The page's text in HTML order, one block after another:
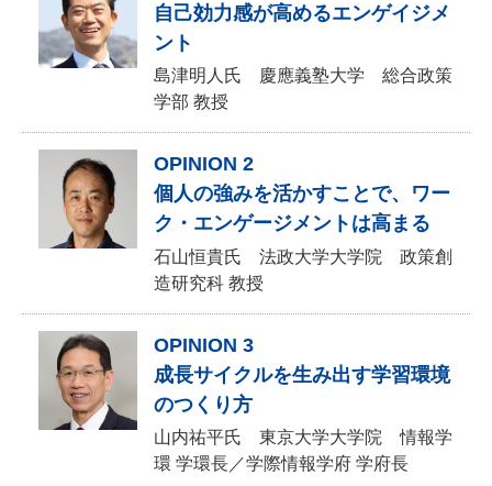
自己効力感が高めるエンゲイジメ
ント
島津明人氏 慶應義塾大学 総合政策
学部 教授
OPINION 2
個人の強みを活かすことで、ワー
ク・エンゲージメントは高まる
石山恒貴氏 法政大学大学院 政策創
造研究科 教授
OPINION 3
成長サイクルを生み出す学習環境
のつくり方
山内祐平氏 東京大学大学院 情報学
環 学環長／学際情報学府 学府長